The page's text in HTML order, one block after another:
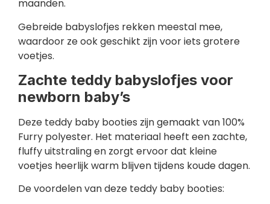
maanden.
Gebreide babyslofjes rekken meestal mee,
waardoor ze ook geschikt zijn voor iets grotere
voetjes.
Zachte teddy babyslofjes voor
newborn baby’s
Deze teddy baby booties zijn gemaakt van 100%
Furry polyester. Het materiaal heeft een zachte,
fluffy uitstraling en zorgt ervoor dat kleine
voetjes heerlijk warm blijven tijdens koude dagen.
De voordelen van deze teddy baby booties: